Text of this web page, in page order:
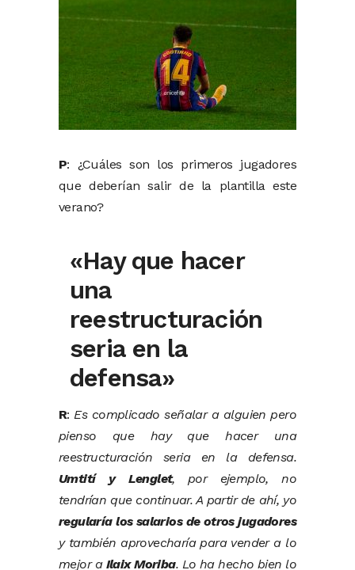
P: ¿Cuáles son los primeros jugadores
que deberían salir de la plantilla este
verano?
«Hay que hacer
una
reestructuración
seria en la
defensa»
R:Es complicado señalar a alguien pero
pienso que hay que hacer una
reestructuración seria en la defensa.
Umtití y Lenglet, por ejemplo, no
tendrían que continuar. A partir de ahí, yo
regularía los salarios de otros jugadores
y también aprovecharía para vender a lo
mejor a Ilaix Moriba. Lo ha hecho bien lo